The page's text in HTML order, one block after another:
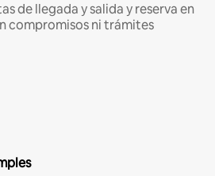
de llegada y salida y reserva en
compromisos ni trámites